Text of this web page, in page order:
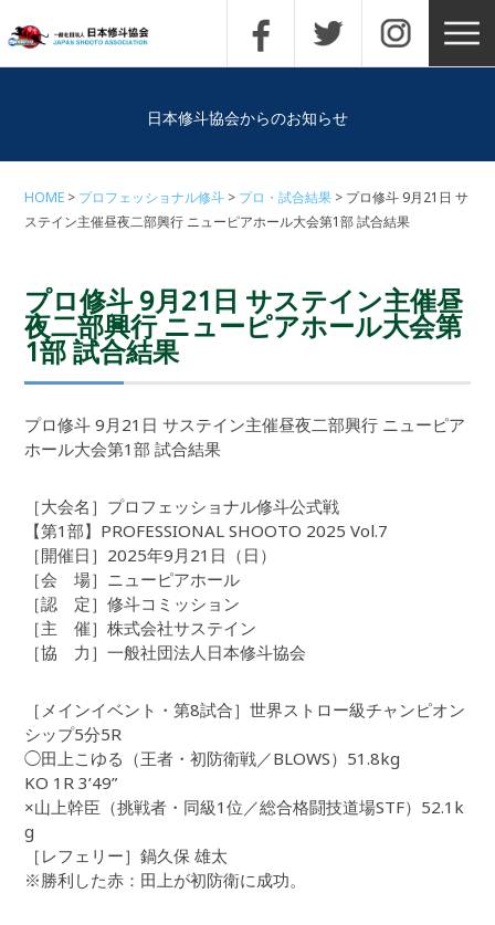
日本修斗協会からのお知らせ
HOME プロフェッショナル修斗 プロ・試合結果
プロ修斗 9月21日 サ
ステイン主催昼夜二部興行 ニューピアホール大会第1部 試合結果
プロ修斗 9月21日 サステイン主催昼
夜二部興行 ニューピアホール大会第
1部 試合結果
プロ修斗 9月21日 サステイン主催昼夜二部興行 ニューピア
ホール大会第1部 試合結果
［大会名］プロフェッショナル修斗公式戦
【第1部】PROFESSIONAL SHOOTO 2025 Vol.7
［開催日］2025年9月21日（日）
［会 場］ニューピアホール
［認 定］修斗コミッション
［主 催］株式会社サステイン
［協 力］一般社団法人日本修斗協会
［メインイベント・第8試合］世界ストロー級チャンピオン
シップ5分5R
◯田上こゆる（王者・初防衛戦／BLOWS）51.8kg
KO 1R 3’49”
×山上幹臣（挑戦者・同級1位／総合格闘技道場STF）52.1k
g
［レフェリー］鍋久保 雄太
※勝利した赤：田上が初防衛に成功。